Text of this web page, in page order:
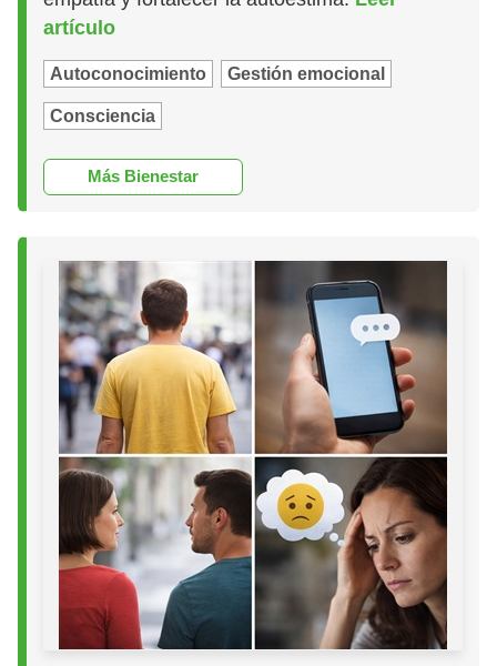
artículo
Autoconocimiento Gestión emocional
Consciencia
Más Bienestar